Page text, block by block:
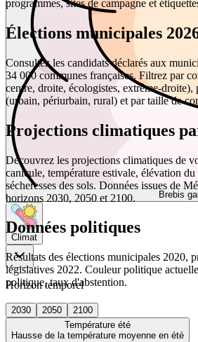
Brebis
Climat
Horizon temporel
2030 2050
2100
Température été
Hausse de la température moyenne en été
programmes, sites de campagne et
Élections municipales
Consultez les candidats déclarés aux
34 000 communes françaises. Filtrez par
centre, droite, écologistes, extrême-
(urbain, périurbain, rural) et par taille de
Projections climatiques
Découvrez les projections climatiques de
canicule, température estivale, élévation
sécheresses des sols. Données issues de
horizons 2030, 2050 et 2100.
Données politiques
Résultats des élections municipales 2020,
législatives 2022. Couleur politique
politique, taux d'abstention.